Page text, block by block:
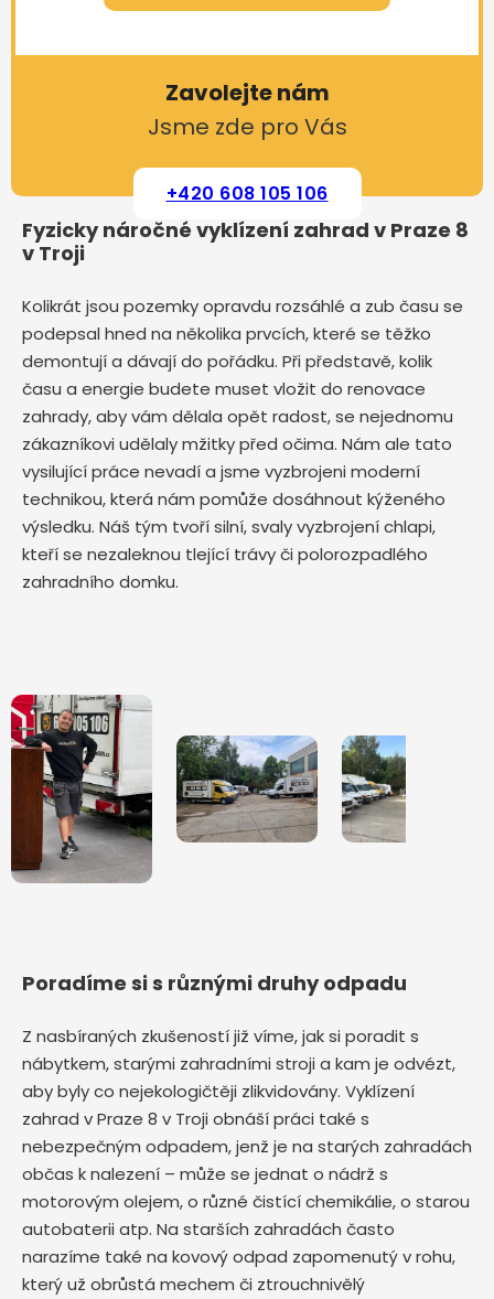
Zavolejte nám
Jsme zde pro Vás
+420 608 105 106
Fyzicky náročné vyklízení zahrad v Praze 8
v Troji
Kolikrát jsou pozemky opravdu rozsáhlé a zub času se
podepsal hned na několika prvcích, které se těžko
demontují a dávají do pořádku. Při představě, kolik
času a energie budete muset vložit do renovace
zahrady, aby vám dělala opět radost, se nejednomu
zákazníkovi udělaly mžitky před očima. Nám ale tato
vysilující práce nevadí a jsme vyzbrojeni moderní
technikou, která nám pomůže dosáhnout kýženého
výsledku. Náš tým tvoří silní, svaly vyzbrojení chlapi,
kteří se nezaleknou tlející trávy či polorozpadlého
zahradního domku.
Poradíme si s různými druhy odpadu
Z nasbíraných zkušeností již víme, jak si poradit s
nábytkem, starými zahradními stroji a kam je odvézt,
aby byly co nejekologičtěji zlikvidovány. Vyklízení
zahrad v Praze 8 v Troji obnáší práci také s
nebezpečným odpadem, jenž je na starých zahradách
občas k nalezení – může se jednat o nádrž s
motorovým olejem, o různé čistící chemikálie, o starou
autobaterii atp. Na starších zahradách často
narazíme také na kovový odpad zapomenutý v rohu,
který už obrůstá mechem či ztrouchnivělý